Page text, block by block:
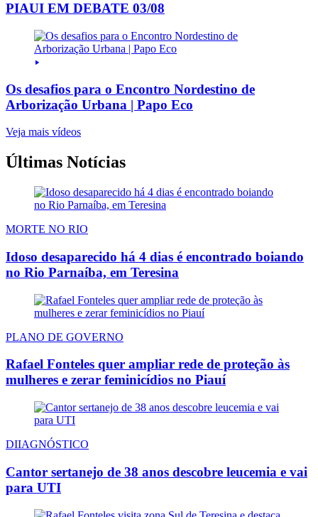
PIAUI EM DEBATE 03/08
Os desafios para o Encontro Nordestino de
Arborização Urbana | Papo Eco
Veja mais vídeos
Últimas Notícias
MORTE NO RIO
Idoso desaparecido há 4 dias é encontrado boiando
no Rio Parnaíba, em Teresina
PLANO DE GOVERNO
Rafael Fonteles quer ampliar rede de proteção às
mulheres e zerar feminicídios no Piauí
DIIAGNÓSTICO
Cantor sertanejo de 38 anos descobre leucemia e vai
para UTI